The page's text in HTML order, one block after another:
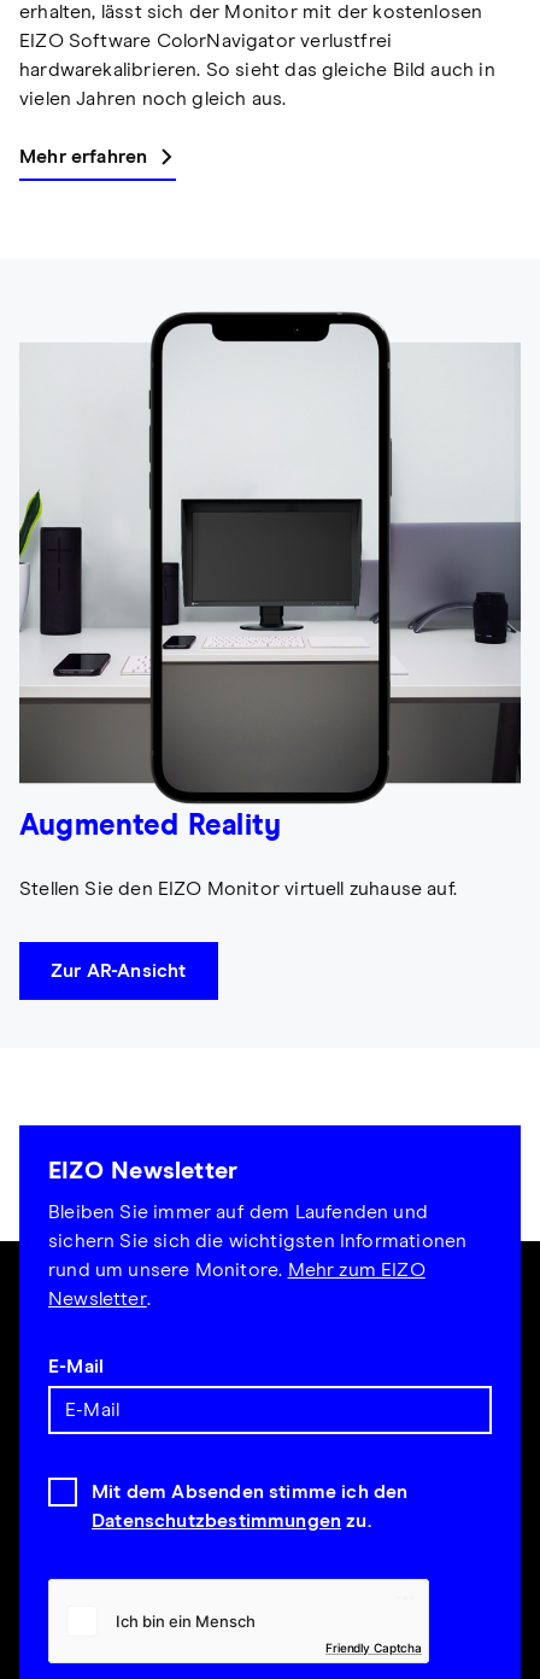
erhalten, lässt sich der Monitor mit der kostenlosen
EIZO Software ColorNavigator verlustfrei
hardwarekalibrieren. So sieht das gleiche Bild auch in
vielen Jahren noch gleich aus.
Mehr erfahren
Augmented Reality
Stellen Sie den EIZO Monitor virtuell zuhause auf.
Zur AR-Ansicht
EIZO Newsletter
Bleiben Sie immer auf dem Laufenden und
sichern Sie sich die wichtigsten Informationen
rund um unsere Monitore. Mehr zum EIZO
Newsletter.
E-Mail
Mit dem Absenden stimme ich den
Datenschutzbestimmungen zu.
Friendly Captcha